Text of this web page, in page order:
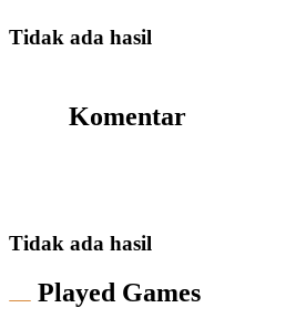
Tidak ada hasil
Komentar
Tidak ada hasil
Played Games